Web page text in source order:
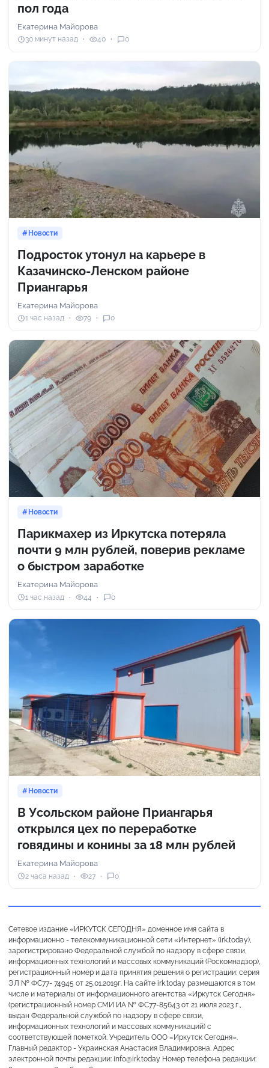
пол года
Екатерина Майорова
30 минут назад 40 0
Новости
Подросток утонул на карьере в
Казачинско-Ленском районе
Приангарья
Екатерина Майорова
1 час назад 79 0
Новости
Парикмахер из Иркутска потеряла
почти 9 млн рублей, поверив рекламе
о быстром заработке
Екатерина Майорова
1 час назад 44 0
Новости
В Усольском районе Приангарья
открылся цех по переработке
говядины и конины за 18 млн рублей
Екатерина Майорова
2 часа назад 27 0
Сетевое издание «ИРКУТСК СЕГОДНЯ» доменное имя сайта в
информационно - телекоммуникационной сети «Интернет» (irk.today),
зарегистрировано Федеральной службой по надзору в сфере связи,
информационных технологий и массовых коммуникаций (Роскомнадзор),
регистрационный номер и дата принятия решения о регистрации: серия
ЭЛ № ФС77- 74945 от 25.01.2019г. На сайте irk.today размещаются в том
числе и материалы от информационного агентства «Иркутск Сегодня»
(регистрационный номер СМИ ИА № ФС77-85643 от 21 июля 2023 г.,
выдан Федеральной службой по надзору в сфере связи,
информационных технологий и массовых коммуникаций) с
соответствующей пометкой. Учредитель ООО «Иркутск Сегодня».
Главный редактор - Украинская Анастасия Владимировна. Адрес
электронной почты редакции: info@irk.today Номер телефона редакции: